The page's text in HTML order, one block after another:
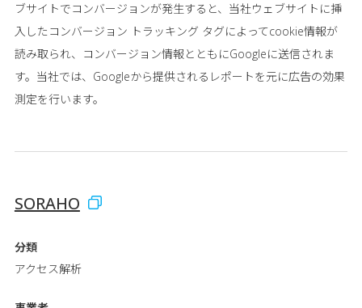
ブサイトでコンバージョンが発生すると、当社ウェブサイトに挿
入したコンバージョン トラッキング タグによってcookie情報が
読み取られ、コンバージョン情報とともにGoogleに送信されま
す。当社では、Googleから提供されるレポートを元に広告の効果
測定を行います。
SORAHO
分類
アクセス解析